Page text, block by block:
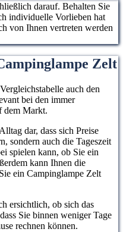
darauf. Behalten Sie
individuelle Vorlieben hat
von Ihnen vertreten werden
Zelt
auch den
bei den immer
dem Markt.
dar, dass sich Preise
sondern auch die Tageszeit
spielen kann, ob Sie ein
kann Ihnen die
ein Campinglampe Zelt
ersichtlich, ob sich das
Sie binnen weniger Tage
rechnen können.